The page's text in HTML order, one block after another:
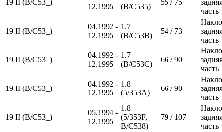
19 II (B/C53_)
12.1995
(B/C535)
55 / 75
задняя
часть
19 II (B/C53_)
04.1992 -
12.1995
1.7
(B/C53B)
54 / 73
задняя
часть
19 II (B/C53_)
04.1992 -
12.1995
1.7
(B/C53C)
66 / 90
задняя
часть
19 II (B/C53_)
04.1992 -
12.1995
1.8
(5/353A)
66 / 90
задняя
часть
19 II (B/C53_)
05.1994 -
12.1995
1.8
(5/353F,
B/C538)
79 / 107
задняя
часть